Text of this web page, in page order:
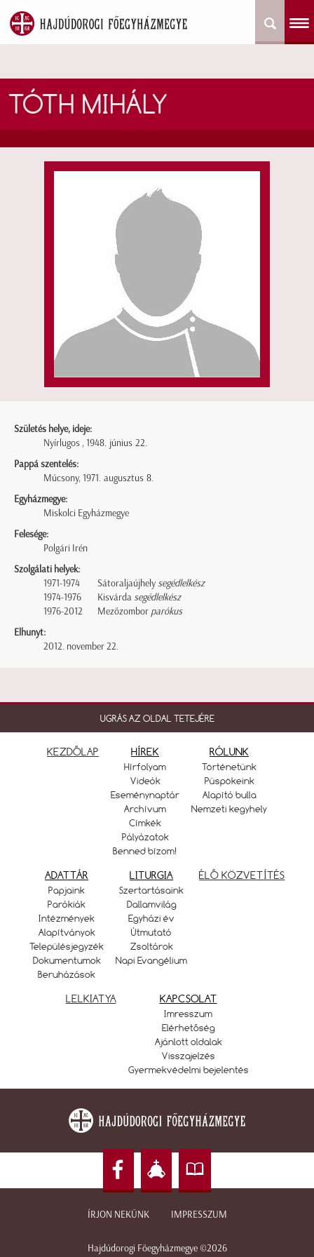
TÓTH MIHÁLY
Születés helye, ideje:
Nyírlugos , 1948. június 22.
Pappá szentelés:
Múcsony, 1971. augusztus 8.
Egyházmegye:
Miskolci Egyházmegye
Felesége:
Polgári Irén
Szolgálati helyek:
1971-1974
Sátoraljaújhely segédlelkész
1974-1976
Kisvárda segédlelkész
1976-2012
Mezőzombor parókus
Elhunyt:
2012. november 22.
UGRÁS AZ OLDAL TETEJÉRE
KEZDŐLAP HÍREK
Hírfolyam
Videók
Eseménynaptár
Archívum
Címkék
Pályázatok
Benned bízom!
RÓLUNK
Történetünk
Püspökeink
Alapító bulla
Nemzeti kegyhely
ADATTÁR
Papjaink
Parókiák
Intézmények
Alapítványok
Településjegyzék
Dokumentumok
Beruházások
LITURGIA
Szertartásaink
Dallamvilág
Egyházi év
Útmutató
Zsoltárok
Napi Evangélium
ÉLŐ KÖZVETÍTÉS
LELKIATYA KAPCSOLAT
Imresszum
Elérhetőség
Ajánlott oldalak
Visszajelzés
Gyermekvédelmi bejelentés
ÍRJON NEKÜNK IMPRESSZUM
Hajdúdorogi Főegyházmegye ©2026